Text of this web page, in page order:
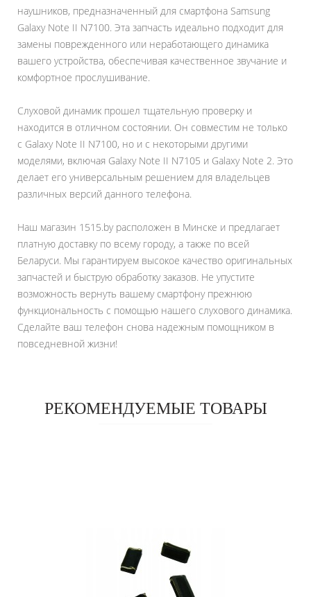
наушников, предназначенный для смартфона Samsung
Galaxy Note II N7100. Эта запчасть идеально подходит для
замены поврежденного или неработающего динамика
вашего устройства, обеспечивая качественное звучание и
комфортное прослушивание.
Слуховой динамик прошел тщательную проверку и
находится в отличном состоянии. Он совместим не только
с Galaxy Note II N7100, но и с некоторыми другими
моделями, включая Galaxy Note II N7105 и Galaxy Note 2. Это
делает его универсальным решением для владельцев
различных версий данного телефона.
Наш магазин 1515.by расположен в Минске и предлагает
платную доставку по всему городу, а также по всей
Беларуси. Мы гарантируем высокое качество оригинальных
запчастей и быструю обработку заказов. Не упустите
возможность вернуть вашему смартфону прежнюю
функциональность с помощью нашего слухового динамика.
Сделайте ваш телефон снова надежным помощником в
повседневной жизни!
РЕКОМЕНДУЕМЫЕ ТОВАРЫ